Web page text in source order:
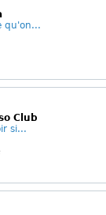
qu'on...
Club
si...